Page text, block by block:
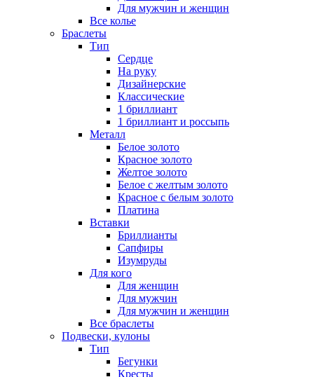
Для мужчин и женщин
Все колье
Браслеты
Тип
Сердце
На руку
Дизайнерские
Классические
1 бриллиант
1 бриллиант и россыпь
Металл
Белое золото
Красное золото
Желтое золото
Белое с желтым золото
Красное с белым золото
Платина
Вставки
Бриллианты
Сапфиры
Изумруды
Для кого
Для женщин
Для мужчин
Для мужчин и женщин
Все браслеты
Подвески, кулоны
Тип
Бегунки
Кресты